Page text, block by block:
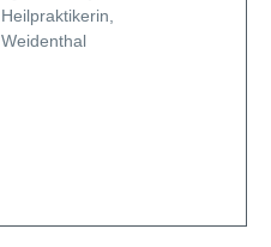
Heilpraktikerin,
Weidenthal